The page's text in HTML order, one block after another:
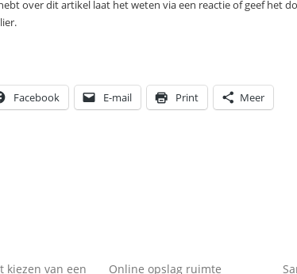
over dit artikel laat het weten via een reactie of geef het
Facebook E-mail Print Meer
kiezen van een
Online opslag ruimte